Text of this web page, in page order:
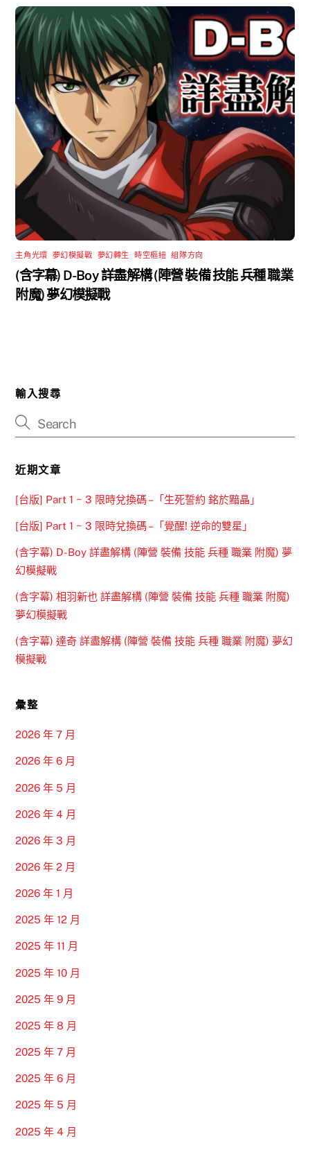
主角光環 夢幻模擬戰 夢幻轉生 ,時空樞紐 ,組隊方向
(含字幕) D-Boy 詳盡解構 (陣營 裝備 技能 兵種 職業
附魔) 夢幻模擬戰
輸入搜尋
近期文章
[台版] Part 1 ~ 3 限時兌換碼 –「生死誓約 銘於黯晶」
[台版] Part 1 ~ 3 限時兌換碼 –「覺醒! 逆命的雙星」
(含字幕) D-Boy 詳盡解構 (陣營 裝備 技能 兵種 職業 附魔) 夢
幻模擬戰
(含字幕) 相羽新也 詳盡解構 (陣營 裝備 技能 兵種 職業 附魔)
夢幻模擬戰
(含字幕) 達奇 詳盡解構 (陣營 裝備 技能 兵種 職業 附魔) 夢幻
模擬戰
彙整
2026 年 7 月
2026 年 6 月
2026 年 5 月
2026 年 4 月
2026 年 3 月
2026 年 2 月
2026 年 1 月
2025 年 12 月
2025 年 11 月
2025 年 10 月
2025 年 9 月
2025 年 8 月
2025 年 7 月
2025 年 6 月
2025 年 5 月
2025 年 4 月